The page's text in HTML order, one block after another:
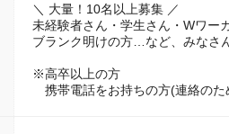
＼ 大量！10名以上募集 ／
未経験者さん・学生さん・Wワー
ブランク明けの方…など、みなさ
※高卒以上の方
携帯電話をお持ちの方(連絡のた